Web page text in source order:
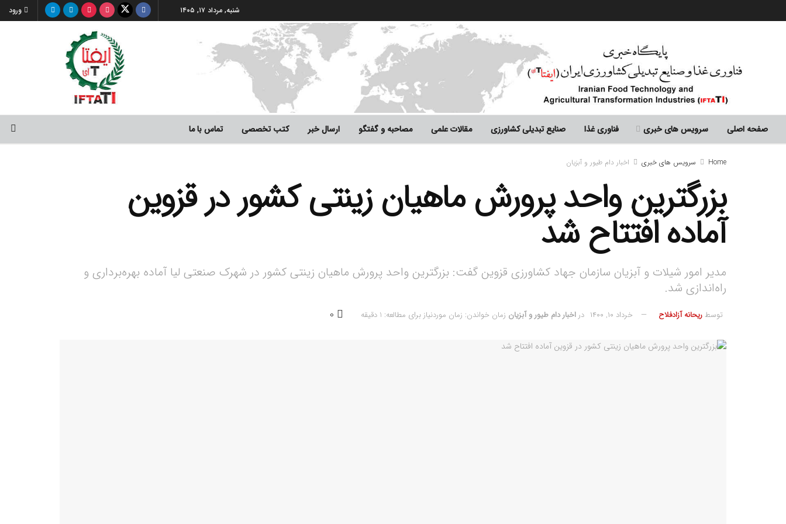
شنبه, مرداد ۱۷, ۱۴۰۵ ورود
صفحه اصلی سرویس های خبری فناوری غذا صنایع تبدیلی کشاورزی مقالات علمی مصاحبه و گفتگو ارسال خبر کتب تخصصی تماس با ما
Home سرویس های خبری اخبار دام طیور و آبزیان
بزرگترین واحد پرورش ماهیان زینتی کشور در قزوین
آماده افتتاح شد
مدیر امور شیلات و آبزیان سازمان جهاد کشاورزی قزوین گفت: بزرگترین واحد پرورش ماهیان زینتی کشور در شهرک صنعتی لیا آماده بهره‌برداری و
راه‌اندازی شد.
توسط ریحانه آزادفلاح خرداد ۱۰, ۱۴۰۰ دراخبار دام طیور و آبزیان زمان خواندن: زمان موردنیاز برای مطالعه: 1 دقیقه